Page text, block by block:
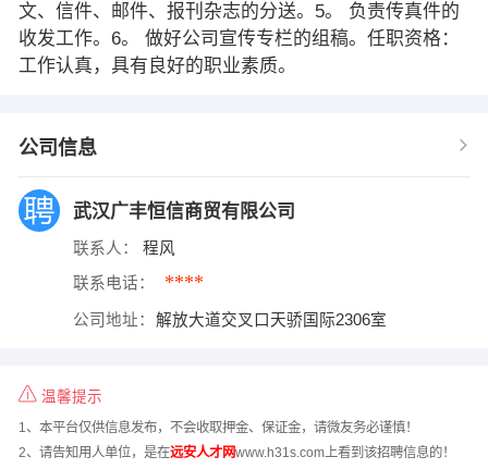
文、信件、邮件、报刊杂志的分送。5。 负责传真件的
收发工作。6。 做好公司宣传专栏的组稿。任职资格：
工作认真，具有良好的职业素质。
公司信息
武汉广丰恒信商贸有限公司
联系人： 程风
联系电话： ****
公司地址： 解放大道交叉口天骄国际2306室
温馨提示
1、本平台仅供信息发布，不会收取押金、保证金，请微友务必谨慎！
2、请告知用人单位，是在远安人才网www.h31s.com上看到该招聘信息的！